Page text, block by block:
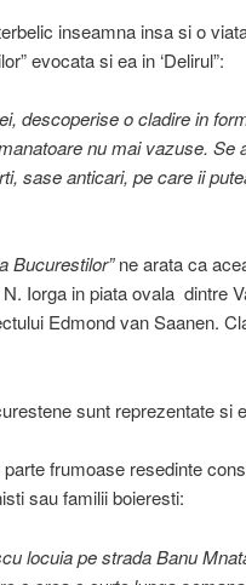
inseamna insa si o
evocata si ea in ‘Delirul”:
descoperise o cladire in
nu mai vazuse.
sase anticari, pe care ii
Bucurestilor”ne arata ca
Iorga in piata ovala dintre
Edmond van Saanen.
sunt reprezentate si
frumoase resedinte
sau familii boieresti:
locuia pe strada Banu